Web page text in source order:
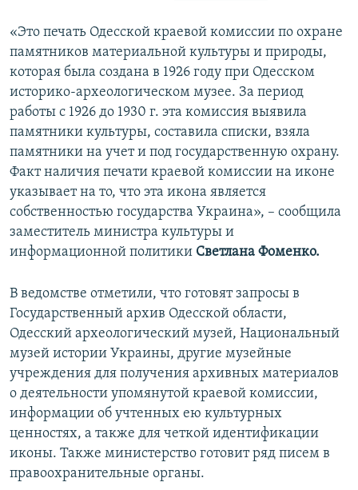
«Это печать Одесской краевой комиссии по охране
памятников материальной культуры и природы,
которая была создана в 1926 году при Одесском
историко-археологическом музее. За период
работы с 1926 до 1930 г. эта комиссия выявила
памятники культуры, составила списки, взяла
памятники на учет и под государственную охрану.
Факт наличия печати краевой комиссии на иконе
указывает на то, что эта икона является
собственностью государства Украина», – сообщила
заместитель министра культуры и
информационной политики Светлана Фоменко.
В ведомстве отметили, что готовят запросы в
Государственный архив Одесской области,
Одесский археологический музей, Национальный
музей истории Украины, другие музейные
учреждения для получения архивных материалов
о деятельности упомянутой краевой комиссии,
информации об учтенных ею культурных
ценностях, а также для четкой идентификации
иконы. Также министерство готовит ряд писем в
правоохранительные органы.